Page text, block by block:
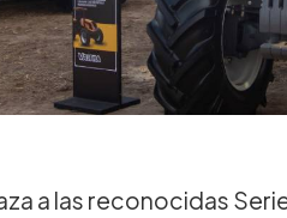
a las reconocidas